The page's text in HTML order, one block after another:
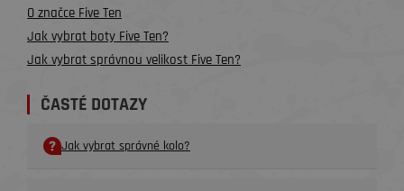
O značce Five Ten
Jak vybrat boty Five Ten?
Jak vybrat správnou velikost Five Ten?
ČASTÉ DOTAZY
Jak vybrat správné kolo?